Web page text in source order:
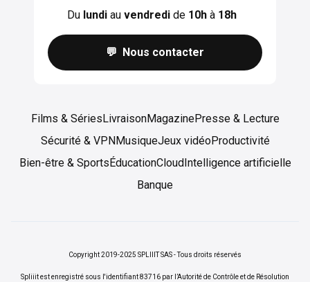
Du lundiau vendredide 10hà 18h
💬 Nous contacter
Films & SériesLivraisonMagazinePresse & Lecture
Sécurité & VPNMusiqueJeux vidéoProductivité
Bien-être & SportsÉducationCloudIntelligence artificielle
Banque
Copyright 2019-2025 SPLIIIT SAS - Tous droits réservés
Spliiit est enregistré sous l'identifiant 83716 par l’Autorité de Contrôle et de Résolution